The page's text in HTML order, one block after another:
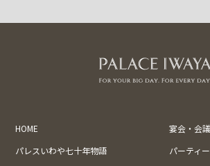
HOME
宴会・会議
パレスいわや七十年物語
パーティ